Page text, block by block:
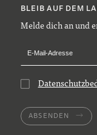
BLEIB AUF DEM
Melde dich an und
ABSENDEN